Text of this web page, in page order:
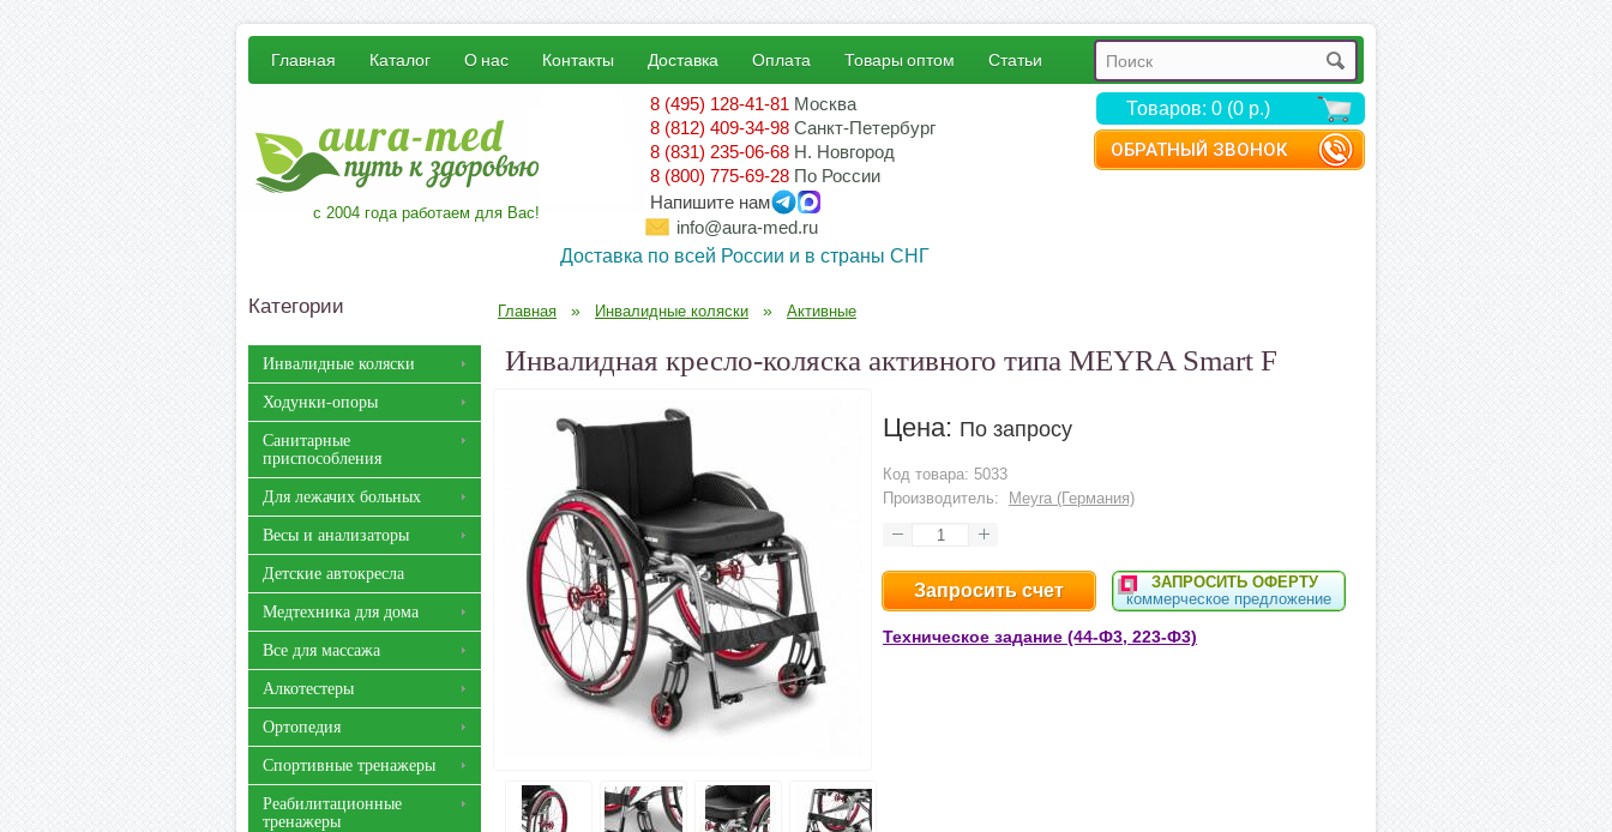
ОБРАТНЫЙ ЗВОНОК
Главная Каталог О нас Контакты Доставка Оплата Товары оптом Статьи
с 2004 года работаем для Вас!
8 (495) 128-41-81 Москва
8 (812) 409-34-98 Санкт-Петербург
8 (831) 235-06-68 Н. Новгород
8 (800) 775-69-28 По России
Напишите нам
info@aura-med.ru
Доставка по всей России и в страны СНГ
Товаров: 0 (0 р.)
Категории
Инвалидные коляски
Ходунки-опоры
Санитарные
приспособления
Для лежачих больных
Весы и анализаторы
Детские автокресла
Медтехника для дома
Все для массажа
Алкотестеры
Ортопедия
Спортивные тренажеры
Реабилитационные
тренажеры
Главная » Инвалидные коляски » Активные
Инвалидная кресло-коляска активного типа MEYRA Smart F
Цена: По запросу
Код товара: 5033
Производитель:
Meyra (Германия)
Запросить счет
ЗАПРОСИТЬ ОФЕРТУ
коммерческое предложение
Техническое задание (44-Ф3, 223-Ф3)